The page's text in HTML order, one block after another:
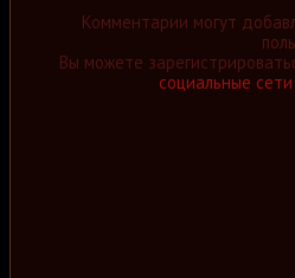
Комментарии могут
Вы можете
социальные сети